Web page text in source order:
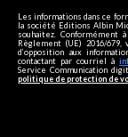
Les informations dans ce
la société Editions Albin
souhaitez.
Règlement (UE) 2016/
d’opposition aux
contactant par courriel à
Service Communication
politique de protection de